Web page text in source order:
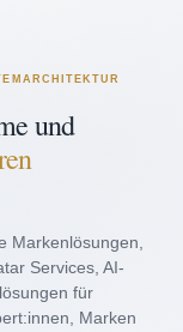
und
Markenlösungen,
Services, AI-
für
Marken